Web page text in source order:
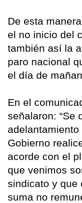
De esta
el no inicio del
también así la
paro nacional
el día de
En el
señalaron: “Se
Gobierno
acorde con el
que venimos
sindicato y que
suma no